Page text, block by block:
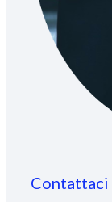
Contattaci